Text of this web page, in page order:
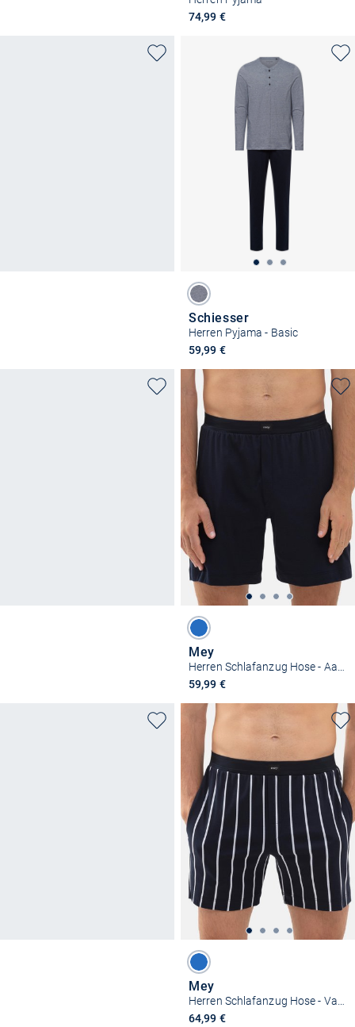
74,99 €
Schiesser
Herren Pyjama - Basic
59,99 €
Mey
Herren Schlafanzug Hose - Aarhus
59,99 €
Mey
Herren Schlafanzug Hose - Valsted
64,99 €